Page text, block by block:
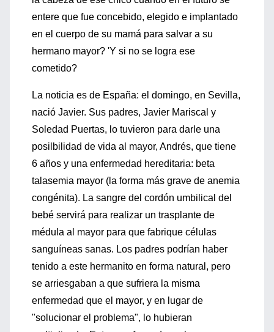
entere que fue concebido, elegido e implantado
en el cuerpo de su mamá para salvar a su
hermano mayor? 'Y si no se logra ese
cometido?
La noticia es de España: el domingo, en Sevilla,
nació Javier. Sus padres, Javier Mariscal y
Soledad Puertas, lo tuvieron para darle una
posilbilidad de vida al mayor, Andrés, que tiene
6 años y una enfermedad hereditaria: beta
talasemia mayor (la forma más grave de anemia
congénita). La sangre del cordón umbilical del
bebé servirá para realizar un trasplante de
médula al mayor para que fabrique células
sanguíneas sanas. Los padres podrían haber
tenido a este hermanito en forma natural, pero
se arriesgaban a que sufriera la misma
enfermedad que el mayor, y en lugar de
"solucionar el problema", lo hubieran